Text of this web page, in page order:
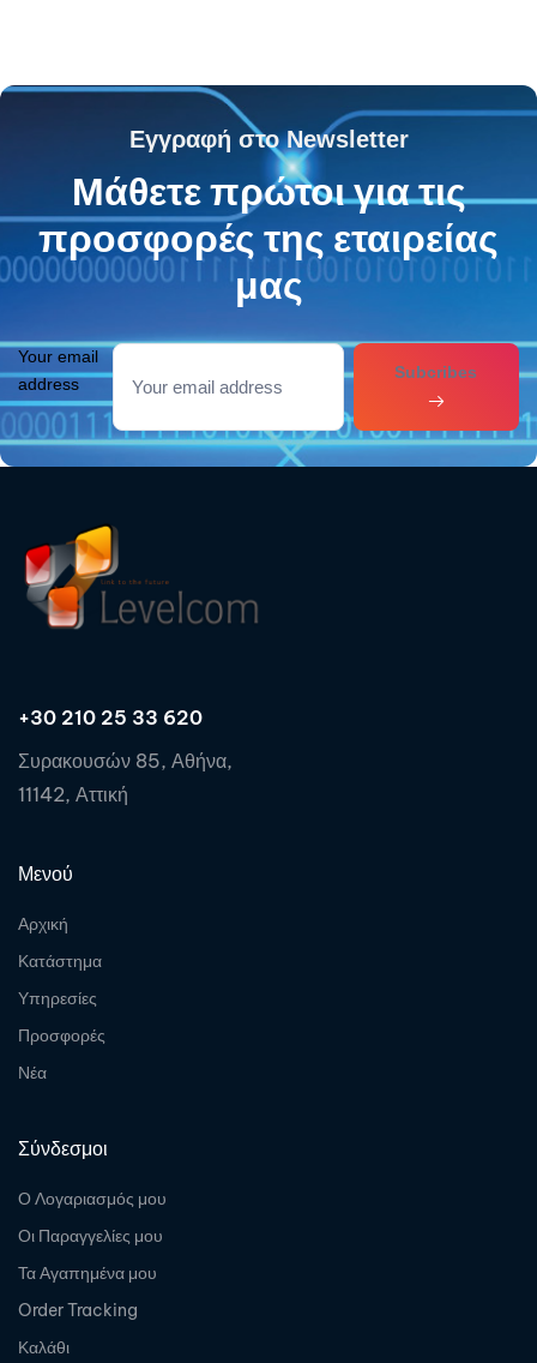
Εγγραφή στο Newsletter
Μάθετε πρώτοι για τις
προσφορές της εταιρείας
μας
Your email
address
Subcribes
+30 210 25 33 620
Συρακουσών 85, Αθήνα,
11142, Αττική
Μενού
Αρχική
Κατάστημα
Υπηρεσίες
Προσφορές
Νέα
Σύνδεσμοι
Ο Λογαριασμός μου
Οι Παραγγελίες μου
Τα Αγαπημένα μου
Order Tracking
Καλάθι